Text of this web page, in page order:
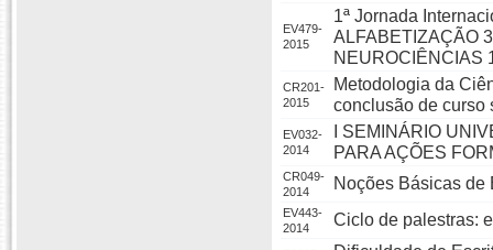
EV479-
2015
1ª Jornada
ALFABETIZAÇÃO
NEUROCIÊNCIAS
CR201-
2015
Metodologia da
conclusão de curso
EV032-
2014
I SEMINÁRIO
PARA AÇÕES
CR049-
2014
Noções Básicas de
EV443-
2014
Ciclo de palestras: